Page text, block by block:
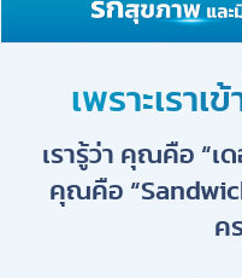
เพราะเราเ
เรารู้ว่า คุณคือ “
คุณคือ
ค